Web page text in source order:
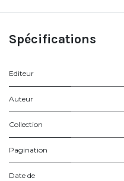
Spécifications
Editeur
Auteur
Collection
Pagination
Date de